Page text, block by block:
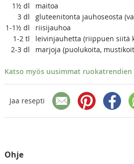
1½ dl
maitoa
3 dl
gluteenitonta jauhoseosta
1-1½ dl
riisijauhoa
1-2 tl
leivinjauhetta (riippuen siitä
2-3 dl marjoja (puolukoita,
Katso myös uusimmat
Jaa resepti
Ohje